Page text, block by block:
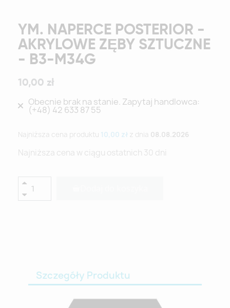
YM. NAPERCE POSTERIOR -
AKRYLOWE ZĘBY SZTUCZNE
- B3-M34G
10,00 zł
Obecnie brak na stanie. Zapytaj handlowca:
(+48) 42 633 87 55
Najniższa cena produktu 10,00 zł z dnia 08.08.2026
Najniższa cena w ciągu ostatnich 30 dni
Szczegóły Produktu